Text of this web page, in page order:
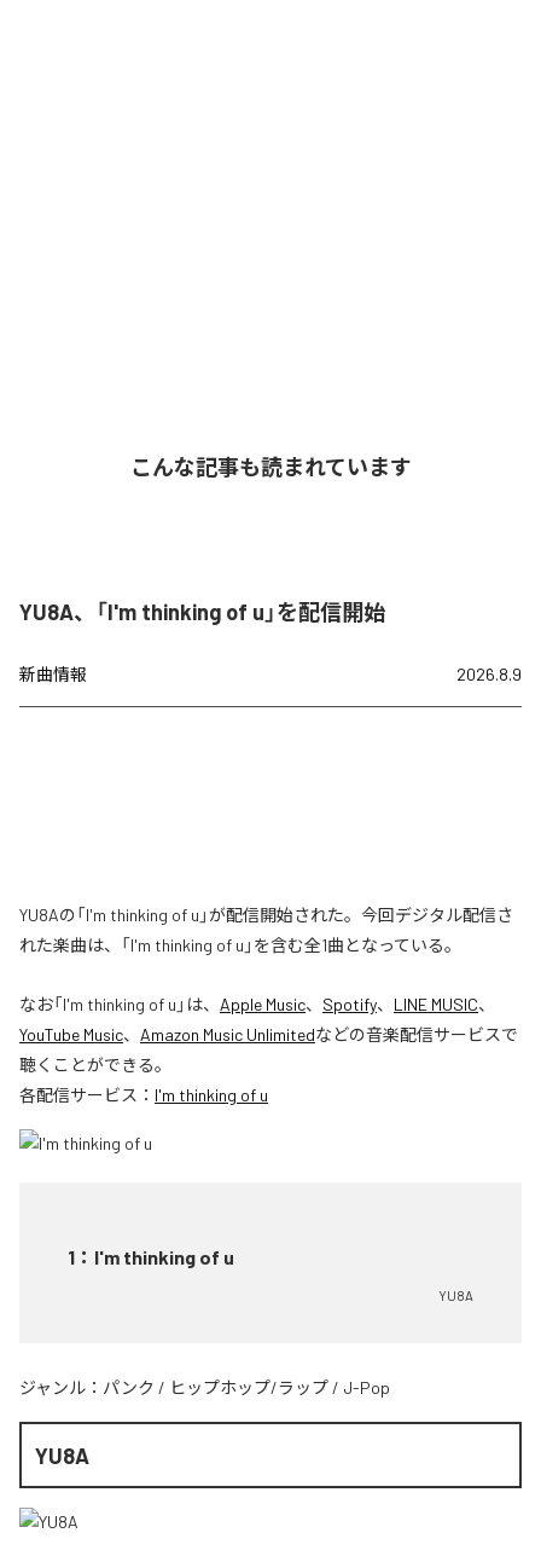
こんな記事も読まれています
YU8A、「I'm thinking of u」を配信開始
新曲情報 2026.8.9
YU8Aの「I'm thinking of u」が配信開始された。今回デジタル配信さ
れた楽曲は、「I'm thinking of u」を含む全1曲となっている。
なお「I'm thinking of u 」は、 Apple Music、 Spotify、 LINE MUSIC、
YouTube Music、 Amazon Music Unlimitedなどの音楽配信サービスで
聴くことができる。
各配信サービス： I'm thinking of u
1 ： I'm thinking of u
YU8A
ジャンル： パンク / ヒップホップ/ラップ / J-Pop
YU8A